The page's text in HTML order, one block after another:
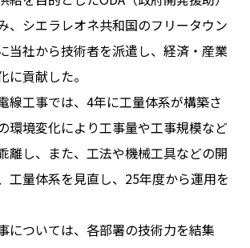
、シエラレオネ共和国のフリータウン
当社から技術者を派遣し、経済・産業
に貢献した。
線工事では、4年に工量体系が構築さ
環境変化により工事量や工事規模など
離し、また、工法や機械工具などの開
工量体系を見直し、25年度から運用を
については、各部署の技術力を結集